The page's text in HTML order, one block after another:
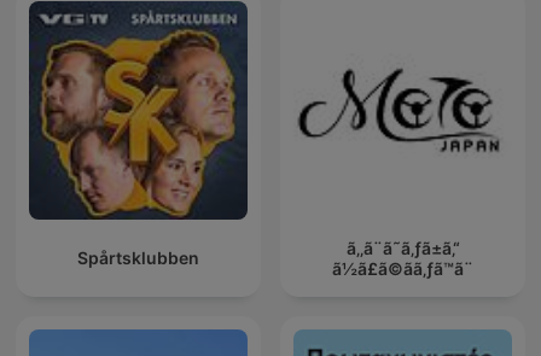
Spårtsklubben
ã‚‚ã¨ã˜ã‚ƒã±ã‚“
ã½ã£ã©ãã‚ƒã™ã¨